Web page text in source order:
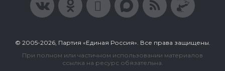
© 2005-2026, Партия «Единая Россия». Все права защищены.
При полном или частичном использовании материалов
ссылка на ресурс обязательна.